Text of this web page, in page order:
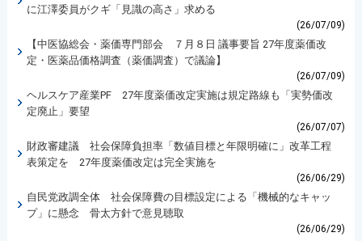
に江澤委員がクギ「見識の高さ」求める
(26/07/09)
【中医協総会・薬価専門部会 ７月８日 議事要旨 27年度薬価改
定・医薬品価格調査（薬価調査）で議論】
(26/07/09)
ヘルスケア産業PF 27年度薬価改定実施は規定路線も「実勢価改
定廃止」要望
(26/07/07)
財政審建議 社会保障負担率「数値目標と年限明確に」改革工程
表策定を 27年度薬価改定は完全実施を
(26/06/29)
自民党政調全体 社会保障費の目標設定による「機械的なキャッ
プ」に懸念 骨太方針で意見聴取
(26/06/29)